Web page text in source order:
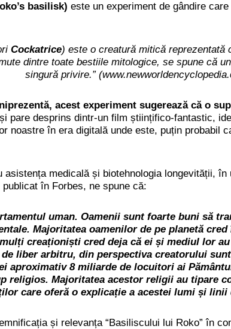
basilisk) este un experiment de gândire
Cockatrice) este o creatură mitică reprezentată
dintre toate bestiile mitologice, se spune că
singură privire.”
acest experiment sugerează că o
pare desprins dintr-un film științifico-fantastic,
noastre în era digitală unde este, puțin probabil
medicală și biotehnologia longevității,
publicat în Forbes, ne spune că:
uman. Oamenii sunt foarte buni să
Majoritatea oamenilor de pe planetă
creaționiști cred deja că ei și mediul lor
liber arbitru, din perspectiva creatorului
aproximativ 8 miliarde de locuitori ai
religios. Majoritatea acestor religii au tipare
care oferă o explicație a acestei lumi și
și relevanța “Basiliscului lui Roko” în